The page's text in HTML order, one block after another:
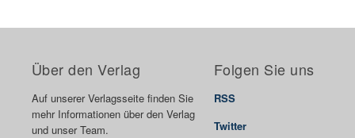
Über den Verlag
Auf unserer Verlagsseite finden Sie
mehr Informationen über den Verlag
und unser Team.
Folgen Sie uns
RSS
Twitter